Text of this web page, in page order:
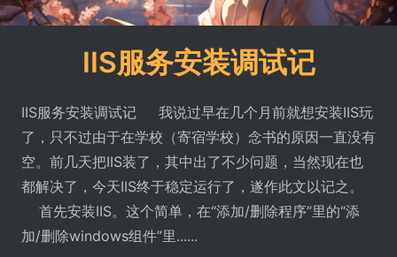
IIS服务安装调试记
IIS服务安装调试记 我说过早在几个月前就想安装IIS玩
了，只不过由于在学校（寄宿学校）念书的原因一直没有
空。前几天把IIS装了，其中出了不少问题，当然现在也
都解决了，今天IIS终于稳定运行了，遂作此文以记之。
首先安装IIS。这个简单，在“添加/删除程序”里的“添
加/删除windows组件”里......